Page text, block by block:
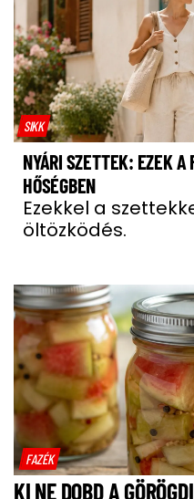
SIKK
NYÁRI SZETTEK: EZEK A
HŐSÉGBEN
Ezekkel a
öltözködés.
FAZÉK
KI NE DOBD A